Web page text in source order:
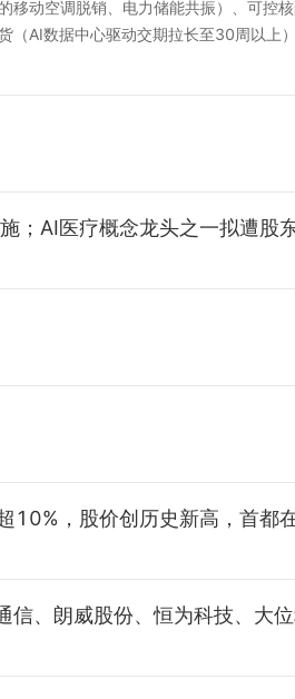
动空调脱销、电力储能共振）、可控
AI数据中心驱动交期拉长至30周以上
；AI医疗概念龙头之一拟遭股
，股价创历史新高，首都
、朗威股份、恒为科技、大